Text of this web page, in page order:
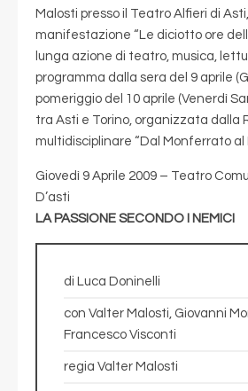
Malosti presso il Teatro Alfieri di
manifestazione “Le diciotto ore
lunga azione di teatro, musica,
programma dalla sera del 9 aprile
pomeriggio del 10 aprile (Venerdì
tra Asti e Torino, organizzata dalla
multidisciplinare “Dal Monferrato al
Giovedì 9 Aprile 2009 – Teatro
D’asti
LA PASSIONE SECONDO I NEMICI
di Luca Doninelli
con Valter Malosti, Giovanni
Francesco Visconti
regia Valter Malosti